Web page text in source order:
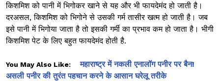
किशमिश को पानी में भिगोकर खाने से यह और भी फायदेमंद हो जाती है।
दरअसल, किशमिश को भिगोने से उसकी गर्म तासीर खत्म हो जाती है। जब
इसे पानी में भिगोया जाता है तो इसकी गर्मी का प्रभाव कम हो जाता है। भीगी
किशमिश पेट के लिए बहुत फायदेमंद होती है.
You May Also Like:
महाराष्ट्र में नकली एनालॉग पनीर पर बैन!
असली पनीर की तुरंत पहचान करने के आसान घरेलू तरीके